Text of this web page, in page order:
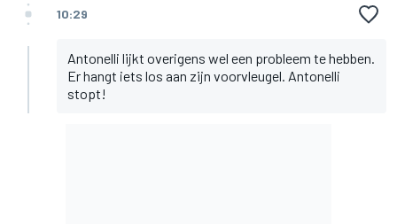
10:29
Antonelli lijkt overigens wel een probleem te hebben.
Er hangt iets los aan zijn voorvleugel. Antonelli
stopt!